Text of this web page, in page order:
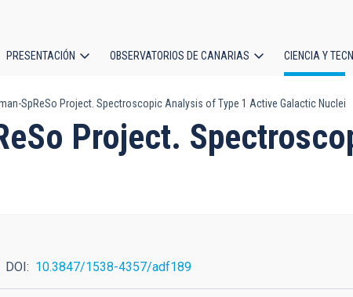
PRESENTACIÓN OBSERVATORIOS DE CANARIAS CIENCIA Y
SpReSo Project. Spectroscopic Analysis of Type 1 Active Galactic Nuclei
Project.
DOI 10.3847/1538-4357/adf189